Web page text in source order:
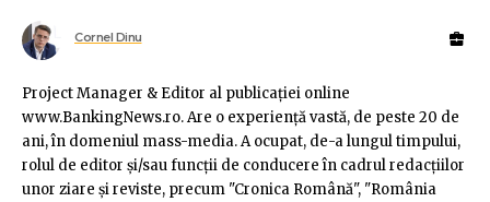
Cornel Dinu
Project Manager & Editor al publicaţiei online
www.BankingNews.ro. Are o experienţă vastă, de peste 20 de
ani, în domeniul mass-media. A ocupat, de-a lungul timpului,
rolul de editor şi/sau funcţii de conducere în cadrul redacţiilor
unor ziare şi reviste, precum "Cronica Română", "România